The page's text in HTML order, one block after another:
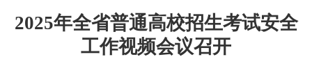
2025年全省普通高校招生考试安全
工作视频会议召开